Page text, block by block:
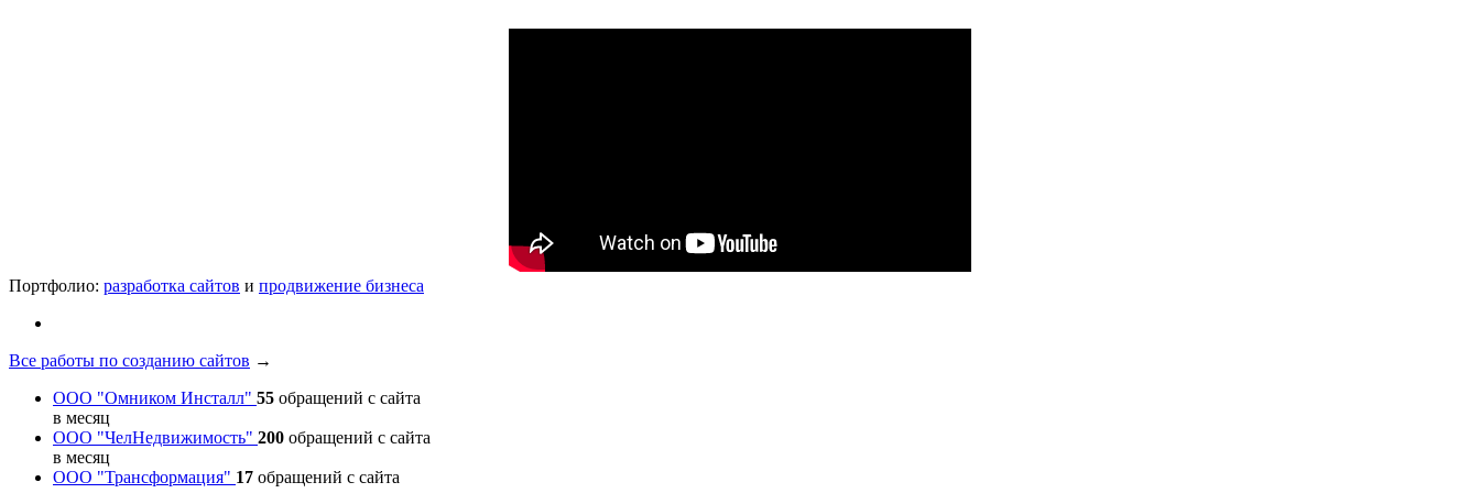
Портфолио: разработка сайтов и продвижение бизнеса
Все работы по созданию сайтов →
ООО "Омником Инсталл" 55 обращений с сайта
в месяц
ООО "ЧелНедвижимость" 200 обращений с сайта
в месяц
ООО "Трансформация" 17 обращений с сайта